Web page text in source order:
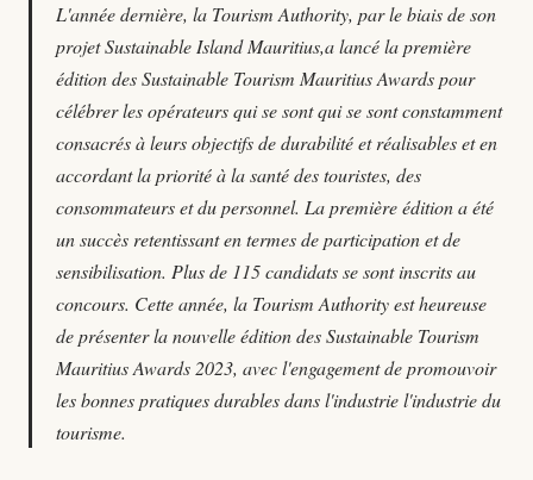
L'année dernière, la Tourism Authority, par le biais de son
projet Sustainable Island Mauritius,a lancé la première
édition des Sustainable Tourism Mauritius Awards pour
célébrer les opérateurs qui se sont qui se sont constamment
consacrés à leurs objectifs de durabilité et réalisables et en
accordant la priorité à la santé des touristes, des
consommateurs et du personnel. La première édition a été
un succès retentissant en termes de participation et de
sensibilisation. Plus de 115 candidats se sont inscrits au
concours. Cette année, la Tourism Authority est heureuse
de présenter la nouvelle édition des Sustainable Tourism
Mauritius Awards 2023, avec l'engagement de promouvoir
les bonnes pratiques durables dans l'industrie l'industrie du
tourisme.